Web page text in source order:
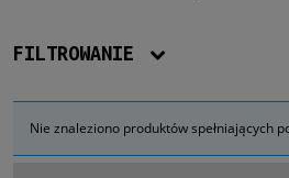
FILTROWANIE
Dostępność
Nie znaleziono produktów spełniających